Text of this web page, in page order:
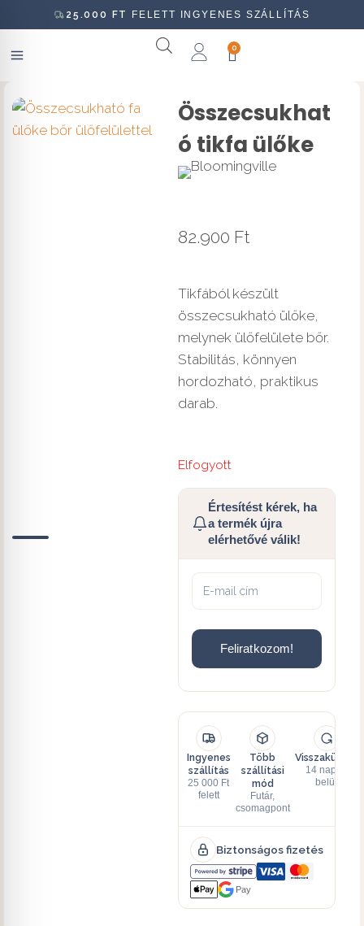
25.000 FT FELETT INGYENES SZÁLLÍTÁS
0
Összecsukhat
ó tikfa ülőke
82.900 Ft
Tikfából készült
összecsukható ülőke,
melynek ülőfelülete bőr.
Stabilitás, könnyen
hordozható, praktikus
darab.
Elfogyott
Értesítést kérek, ha
a termék újra
elérhetővé válik!
Feliratkozom!
Ingyenes
szállítás
25 000 Ft
felett
Több
szállítási
mód
Futár,
csomagpont
Visszaküldés
14 napon
belül
Biztonságos fizetés
Pay